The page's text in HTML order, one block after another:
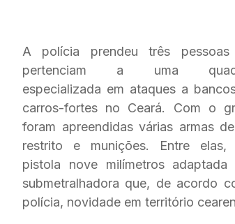
A polícia prendeu três pessoas
pertenciam a uma
especializada em ataques a
carros-fortes no Ceará. Com o
foram apreendidas várias armas
restrito e munições. Entre elas,
pistola nove milímetros adaptada
submetralhadora que, de acordo
polícia, novidade em território